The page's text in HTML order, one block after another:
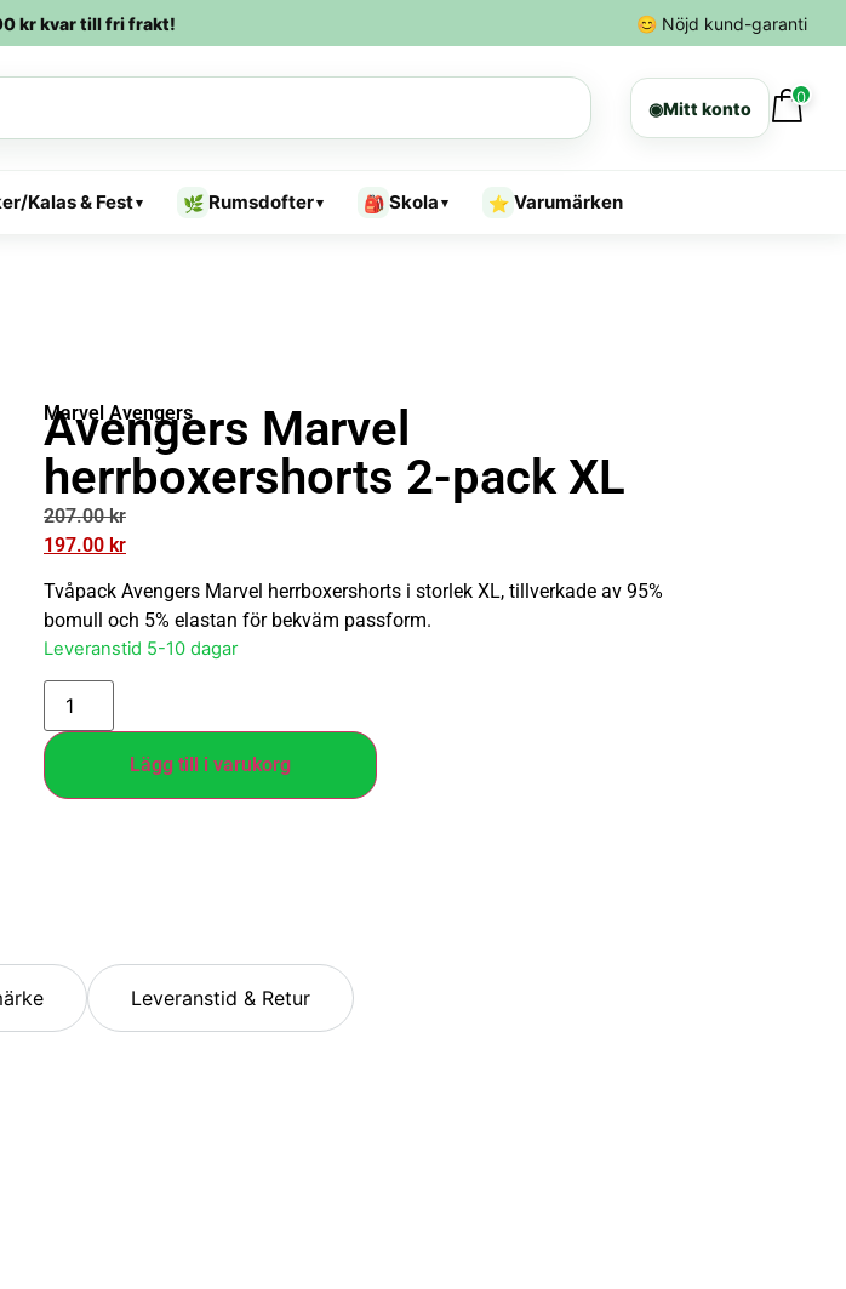
krkvar till fri frakt! 😊 Nöjd kund-garanti
◉Mitt konto
0
Kalas & Fest▾ 🌿 Rumsdofter▾ 🎒 Skola ▾ ⭐ Varumärken
Marvel Avengers
Avengers Marvel
herrboxershorts 2-pack XL
207.00kr
197.00 kr
Tvåpack Avengers Marvel herrboxershorts i storlek XL, tillverkade av 95%
bomull och 5% elastan för bekväm passform.
Leveranstid 5-10 dagar
Lägg till i varukorg
Leveranstid & Retur